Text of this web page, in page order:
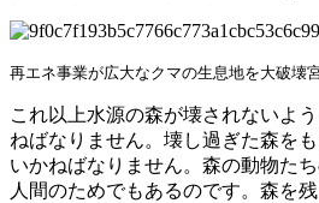
再エネ事業が広大なクマの生息地を大破壊
これ以上水源の森が壊されないよ
ねばなりません。壊し過ぎた森を
いかねばなりません。森の動物た
人間のためでもあるのです。森を